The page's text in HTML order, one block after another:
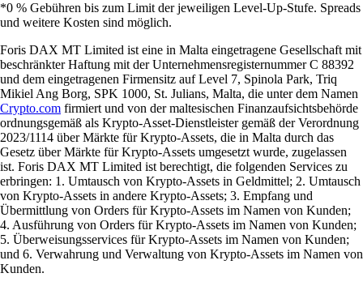
*0 % Gebühren bis zum Limit der jeweiligen Level-Up-Stufe. Spreads
und weitere Kosten sind möglich.
Foris DAX MT Limited ist eine in Malta eingetragene Gesellschaft mit
beschränkter Haftung mit der Unternehmensregisternummer C 88392
und dem eingetragenen Firmensitz auf Level 7, Spinola Park, Triq
Mikiel Ang Borg, SPK 1000, St. Julians, Malta, die unter dem Namen
Crypto.com firmiert und von der maltesischen Finanzaufsichtsbehörde
ordnungsgemäß als Krypto-Asset-Dienstleister gemäß der Verordnung
2023/1114 über Märkte für Krypto-Assets, die in Malta durch das
Gesetz über Märkte für Krypto-Assets umgesetzt wurde, zugelassen
ist. Foris DAX MT Limited ist berechtigt, die folgenden Services zu
erbringen: 1. Umtausch von Krypto-Assets in Geldmittel; 2. Umtausch
von Krypto-Assets in andere Krypto-Assets; 3. Empfang und
Übermittlung von Orders für Krypto-Assets im Namen von Kunden;
4. Ausführung von Orders für Krypto-Assets im Namen von Kunden;
5. Überweisungsservices für Krypto-Assets im Namen von Kunden;
und 6. Verwahrung und Verwaltung von Krypto-Assets im Namen von
Kunden.